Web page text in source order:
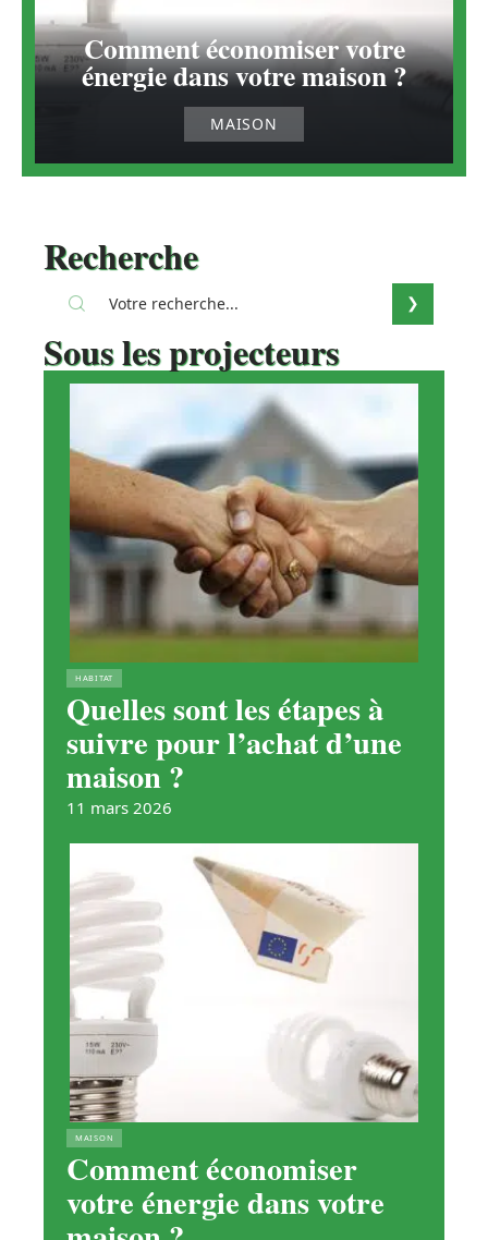
Comment économiser votre
énergie dans votre maison ?
MAISON
Recherche
Sous les projecteurs
HABITAT
Quelles sont les étapes à
suivre pour l’achat d’une
maison ?
11 mars 2026
MAISON
Comment économiser
votre énergie dans votre